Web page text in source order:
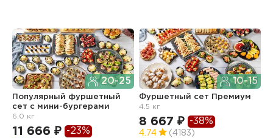
20-25
Популярный фуршетный
сет c мини-бургерами
6.0 кг
11 666 ₽ -23%
10-15
Фуршетный сет Премиум
4.5 кг
8 667 ₽ -38%
4.74 (4183)